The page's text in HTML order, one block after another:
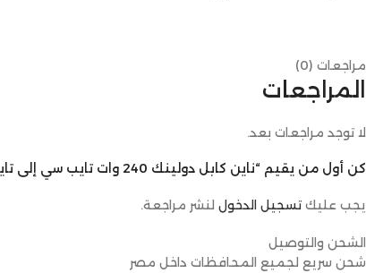
مراجعات (0)
المراجعات
لا توجد مراجعات بعد.
كن أول من يقيم “ناين كابل دولينك 240 وات تايب سي إلى تايب سي بطول 2 متر”
يجب عليك تسجيل الدخول لنشر مراجعة.
الشحن والتوصيل
شحن سريع لجميع المحافظات داخل مصر